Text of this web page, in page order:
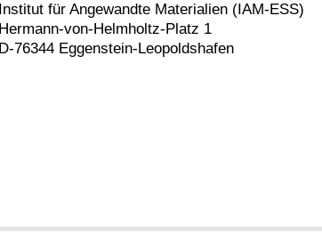
Institut für Angewandte Materialien (IAM-ESS)
Hermann-von-Helmholtz-Platz 1
D-76344 Eggenstein-Leopoldshafen